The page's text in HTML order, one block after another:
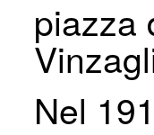
piazza
Nel